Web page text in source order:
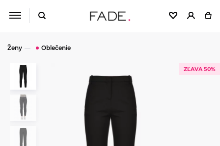
Ženy Oblečenie
ZĽAVA 50%